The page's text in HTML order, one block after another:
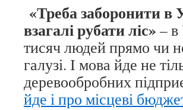
«Треба заборонити в
взагалі рубати ліс» – в
тисяч людей прямо чи
галузі. І мова йде не
деревообробних
йде і про місцеві